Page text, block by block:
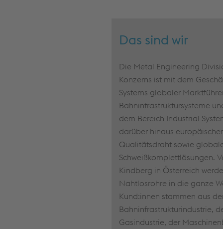
Das sind wir
Die Metal Engineering
Konzerns ist mit dem
Systems globaler
Bahninfrastruktursysteme
dem Bereich Industrial
darüber hinaus
Qualitätsdraht sowie
Schweißkomplettlösungen.
Kindberg in Österreich
Nahtlosrohre in die ganze
Kund:innen stammen aus
Bahninfrastrukturindustrie,
Gasindustrie, der